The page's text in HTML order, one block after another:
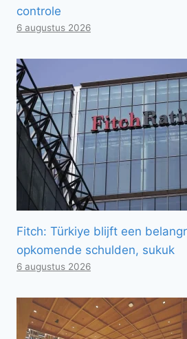
controle
6 augustus 2026
Fitch: Türkiye blijft een
opkomende schulden, sukuk
6 augustus 2026